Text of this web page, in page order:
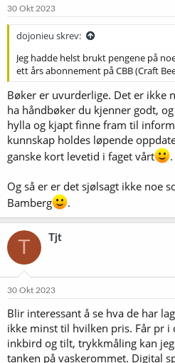
e
30 Okt 2023
dojonieu skrev:
Jeg hadde helst brukt pengene på
ett års abonnement på CBB (Craft
Bøker er uvurderlige. Det er ikke
ha håndbøker du kjenner godt,
hylla og kjapt finne fram til
kunnskap holdes løpende
ganske kort levetid i faget vårt
.
Og så er er det sjølsagt ikke noe
Bamberg
.
T Tjt
30 Okt 2023
Blir interessant å se hva de har
ikke minst til hvilken pris. Får pr i
inkbird og tilt, trykkmåling kan
tanken på vaskerommet. Digital